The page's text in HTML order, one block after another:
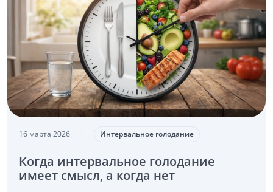
16 марта 2026 | Интервальное голодание
Когда интервальное голодание
имеет смысл, а когда нет